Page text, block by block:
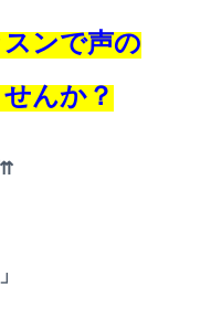
ンで声の
んか？
⇈